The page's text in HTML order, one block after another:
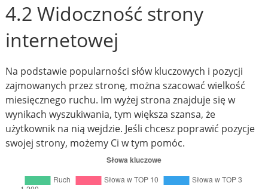
4.2 Widoczność strony
internetowej
Na podstawie popularności słów kluczowych i pozycji
zajmowanych przez stronę, można szacować wielkość
miesięcznego ruchu. Im wyżej strona znajduje się w
wynikach wyszukiwania, tym większa szansa, że
użytkownik na nią wejdzie. Jeśli chcesz poprawić pozycje
swojej strony, możemy Ci w tym pomóc.